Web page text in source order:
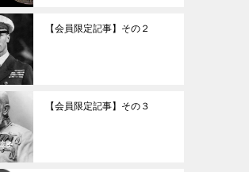
【会員限定記事】その２
【会員限定記事】その３